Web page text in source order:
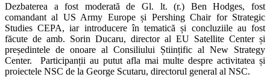
Dezbaterea a fost moderată de Gl. lt. (r.) Ben Hodges, fost
comandant al US Army Europe și Pershing Chair for Strategic
Studies CEPA, iar introducere în tematică și concluziile au fost
făcute de amb. Sorin Ducaru, director al EU Satellite Center și
președintele de onoare al Consiliului Științific al New Strategy
Center. Participanții au putut afla mai multe despre activitatea și
proiectele NSC de la George Scutaru, directorul general al NSC.